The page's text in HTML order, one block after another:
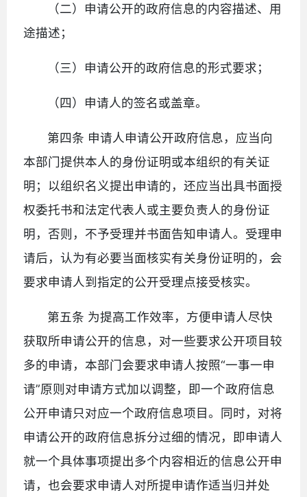
（二）申请公开的政府信息的内容描述、用
途描述；
（三）申请公开的政府信息的形式要求；
（四）申请人的签名或盖章。
第四条 申请人申请公开政府信息，应当向
本部门提供本人的身份证明或本组织的有关证
明；以组织名义提出申请的，还应当出具书面授
权委托书和法定代表人或主要负责人的身份证
明，否则，不予受理并书面告知申请人。受理申
请后，认为有必要当面核实有关身份证明的，会
要求申请人到指定的公开受理点接受核实。
第五条 为提高工作效率，方便申请人尽快
获取所申请公开的信息，对一些要求公开项目较
多的申请，本部门会要求申请人按照“一事一申
请”原则对申请方式加以调整，即一个政府信息
公开申请只对应一个政府信息项目。同时，对将
申请公开的政府信息拆分过细的情况，即申请人
就一个具体事项提出多个内容相近的信息公开申
请，也会要求申请人对所提申请作适当归并处